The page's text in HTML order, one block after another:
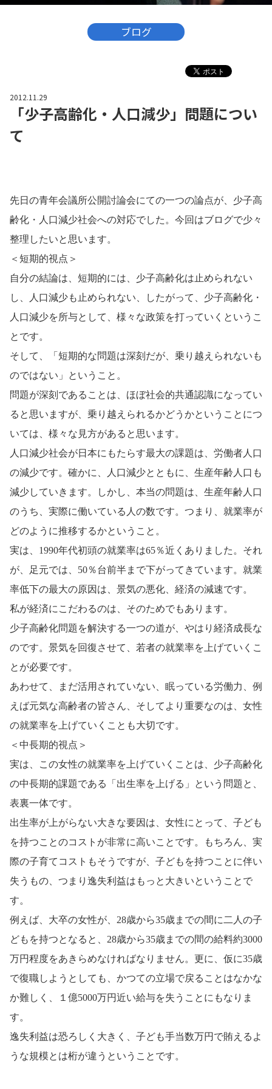
ブログ
2012.11.29
「少子高齢化・人口減少」問題につい
て
先日の青年会議所公開討論会にての一つの論点が、少子高
齢化・人口減少社会への対応でした。今回はブログで少々
整理したいと思います。
＜短期的視点＞
自分の結論は、短期的には、少子高齢化は止められない
し、人口減少も止められない、したがって、少子高齢化・
人口減少を所与として、様々な政策を打っていくというこ
とです。
そして、「短期的な問題は深刻だが、乗り越えられないも
のではない」ということ。
問題が深刻であることは、ほぼ社会的共通認識になってい
ると思いますが、乗り越えられるかどうかということにつ
いては、様々な見方があると思います。
人口減少社会が日本にもたらす最大の課題は、労働者人口
の減少です。確かに、人口減少とともに、生産年齢人口も
減少していきます。しかし、本当の問題は、生産年齢人口
のうち、実際に働いている人の数です。つまり、就業率が
どのように推移するかということ。
実は、
1990年代初頭の就業率は65％近くありました。それ
が、足元では、
50％台前半まで下がってきています。就業
率低下の最大の原因は、景気の悪化、経済の減速です。
私が経済にこだわるのは、そのためでもあります。
少子高齢化問題を解決する一つの道が、やはり経済成長な
のです。景気を回復させて、若者の就業率を上げていくこ
とが必要です。
あわせて、まだ活用されていない、眠っている労働力、例
えば元気な高齢者の皆さん、そしてより重要なのは、女性
の就業率を上げていくことも大切です。
＜中長期的視点＞
実は、この女性の就業率を上げていくことは、少子高齢化
の中長期的課題である「出生率を上げる」という問題と、
表裏一体です。
出生率が上がらない大きな要因は、女性にとって、子ども
を持つことのコストが非常に高いことです。もちろん、実
際の子育てコストもそうですが、子どもを持つことに伴い
失うもの、つまり逸失利益はもっと大きいということで
す。
例えば、大卒の女性が、
28歳から35歳までの間に二人の子
どもを持つとなると、
28歳から35歳までの間の給料約3000
万円程度をあきらめなければなりません。更に、仮に35歳
で復職しようとしても、かつての立場で戻ることはなかな
か難しく、１億5000万円近い給与を失うことにもなりま
す。
逸失利益は恐ろしく大きく、子ども手当数万円で賄えるよ
うな規模とは桁が違うということです。